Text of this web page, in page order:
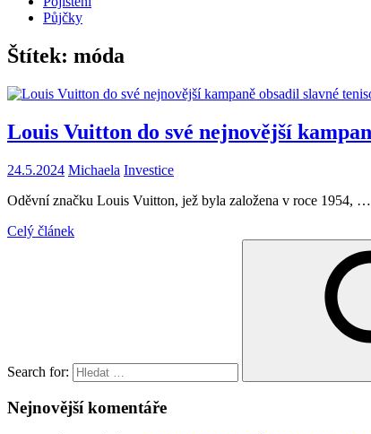
Půjčky
Štítek: móda
Louis Vuitton do své nejnovější
24.5.2024 Michaela Investice
Oděvní značku Louis Vuitton, jež byla založena v roce 1954, …
Celý článek
Search for:
Nejnovější komentáře